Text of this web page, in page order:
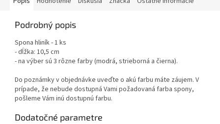
Podrobný popis
Spona hliník - 1 ks
- dĺžka: 10,5 cm
- na výber sú 3 rôzne farby (modrá, strieborná a čierna).
Do poznámky v objednávke uveďte o akú farbu máte záujem. V
prípade, že nebude dostupná Vami požadovaná farba spony,
pošleme Vám inú dostupnú farbu.
Dodatočné parametre